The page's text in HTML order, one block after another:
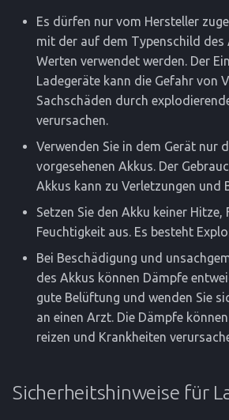
Es dürfen nur vom Hersteller
mit der auf dem Typenschild des
Werten verwendet werden. Der
Ladegeräte kann die Gefahr von
Sachschäden durch
verursachen.
Verwenden Sie in dem Gerät nur
vorgesehenen Akkus. Der
Akkus kann zu Verletzungen und
Setzen Sie den Akku keiner Hitze,
Feuchtigkeit aus. Es besteht
Bei Beschädigung und
des Akkus können Dämpfe
gute Belüftung und wenden Sie
an einen Arzt. Die Dämpfe
reizen und Krankheiten
Sicherheitshinweise für